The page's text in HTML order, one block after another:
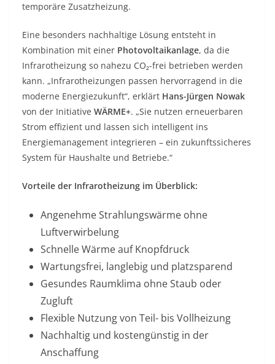
temporäre Zusatzheizung.
Eine besonders nachhaltige Lösung entsteht in
Kombination mit einer Photovoltaikanlage, da die
Infrarotheizung so nahezu CO₂-frei betrieben werden
kann. „Infrarotheizungen passen hervorragend in die
moderne Energiezukunft“, erklärt Hans-Jürgen Nowak
von der Initiative WÄRME+. „Sie nutzen erneuerbaren
Strom effizient und lassen sich intelligent ins
Energiemanagement integrieren – ein zukunftssicheres
System für Haushalte und Betriebe.“
Vorteile der Infrarotheizung im Überblick:
Angenehme Strahlungswärme ohne
Luftverwirbelung
Schnelle Wärme auf Knopfdruck
Wartungsfrei, langlebig und platzsparend
Gesundes Raumklima ohne Staub oder
Zugluft
Flexible Nutzung von Teil- bis Vollheizung
Nachhaltig und kostengünstig in der
Anschaffung